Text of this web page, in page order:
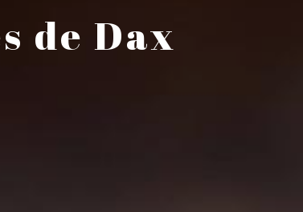
de Dax